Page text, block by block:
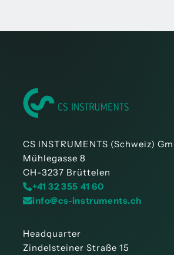
CS INSTRUMENTS (Schweiz)
Mühlegasse 8
CH-3237 Brüttelen
+41 32 355 41 60
info@cs-instruments.ch
Headquarter
Zindelsteiner Straße 15